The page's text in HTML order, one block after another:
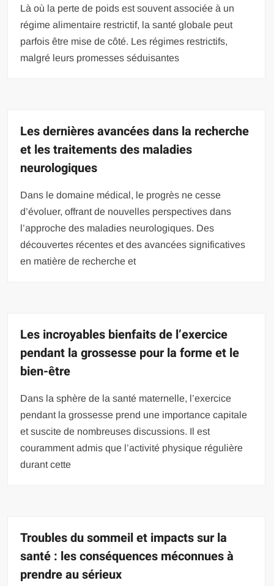
Là où la perte de poids est souvent associée à un
régime alimentaire restrictif, la santé globale peut
parfois être mise de côté. Les régimes restrictifs,
malgré leurs promesses séduisantes
Les dernières avancées dans la recherche
et les traitements des maladies
neurologiques
Dans le domaine médical, le progrès ne cesse
d’évoluer, offrant de nouvelles perspectives dans
l’approche des maladies neurologiques. Des
découvertes récentes et des avancées significatives
en matière de recherche et
Les incroyables bienfaits de l’exercice
pendant la grossesse pour la forme et le
bien-être
Dans la sphère de la santé maternelle, l’exercice
pendant la grossesse prend une importance capitale
et suscite de nombreuses discussions. Il est
couramment admis que l’activité physique régulière
durant cette
Troubles du sommeil et impacts sur la
santé : les conséquences méconnues à
prendre au sérieux